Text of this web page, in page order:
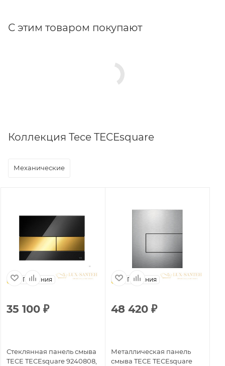
С этим товаром покупают
Коллекция Tece TECEsquare
Механические
Германия
35 100 ₽
Стеклянная панель смыва
TECE TECEsquare 9240808,
Германия
48 420 ₽
Металлическая панель
смыва TECE TECEsquare